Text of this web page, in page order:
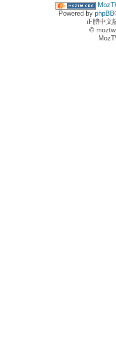
Powered by phpBB
正體中文
©